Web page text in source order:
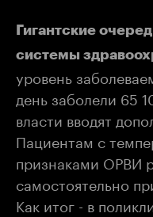
Гигантские
системы
уровень
день заболели 65
власти вводят
Пациентам с
признаками ОРВИ
самостоятельно
Как итог - в